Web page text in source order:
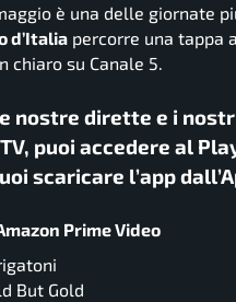
è una delle giornate
d’Italia percorre una tappa
chiaro su Canale 5.
nostre dirette e i
puoi accedere al
scaricare l’app
Prime Video
But Gold